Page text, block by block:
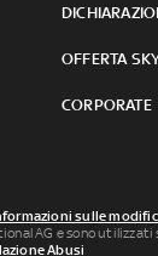
OFFERTA
CORPORATE
sulle
AG e sono utilizzati
Abusi